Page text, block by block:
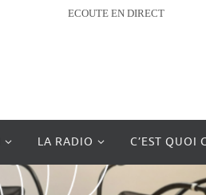
ECOUTE EN DIRECT
LA RADIO C’EST QUOI